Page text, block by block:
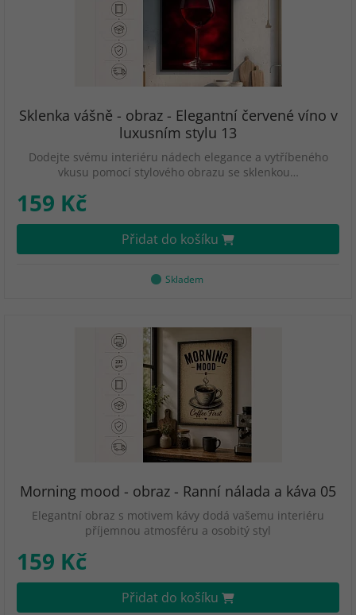
Sklenka vášně - obraz - Elegantní červené víno v
luxusním stylu 13
Dodejte svému interiéru nádech elegance a vytříbeného
vkusu pomocí stylového obrazu se sklenkou…
159 Kč
Přidat do košíku
Skladem
Morning mood - obraz - Ranní nálada a káva 05
Elegantní obraz s motivem kávy dodá vašemu interiéru
příjemnou atmosféru a osobitý styl
159 Kč
Přidat do košíku